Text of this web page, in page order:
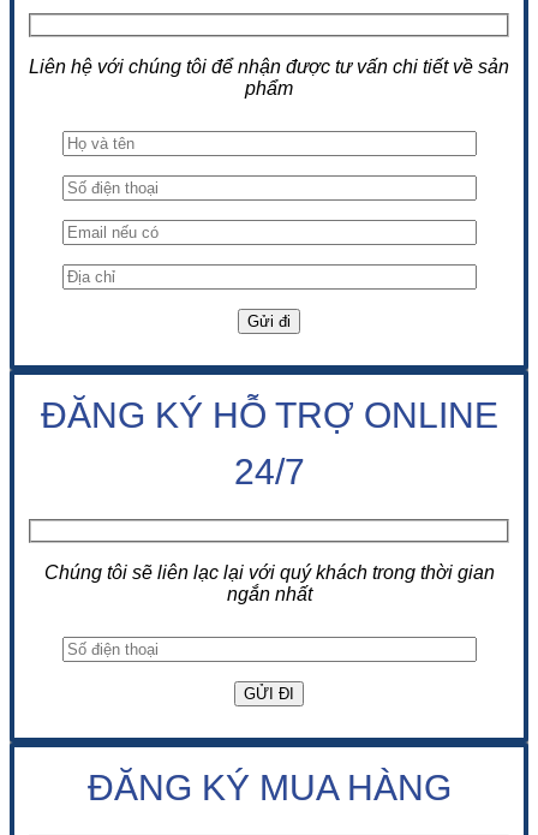
Liên hệ với chúng tôi để nhận được tư vấn chi tiết về sản
phẩm
ĐĂNG KÝ HỖ TRỢ ONLINE
24/7
Chúng tôi sẽ liên lạc lại với quý khách trong thời gian
ngắn nhất
ĐĂNG KÝ MUA HÀNG